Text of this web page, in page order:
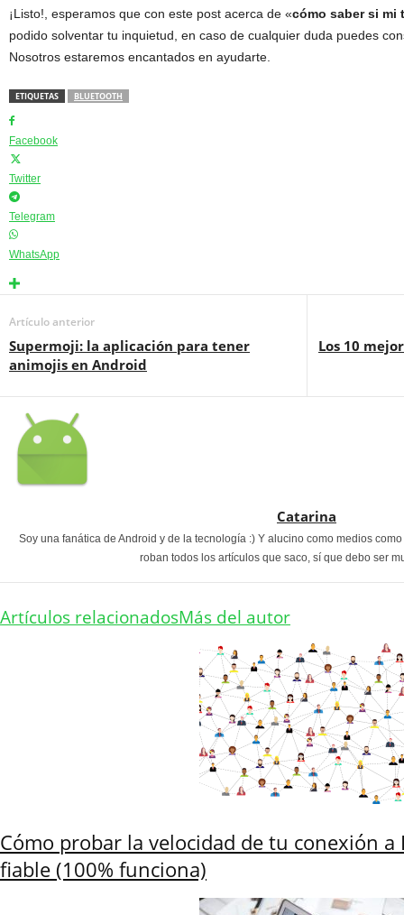
¡Listo!, esperamos que con este post acerca de «cómo saber si mi
podido solventar tu inquietud, en caso de cualquier duda puedes
Nosotros estaremos encantados en ayudarte.
ETIQUETAS BLUETOOTH
Facebook
Twitter
Telegram
WhatsApp
Artículo anterior
Supermoji: la aplicación para tener
animojis en Android
Los 10
Catarina
Soy una fanática de Android y de la tecnología :) Y alucino como medios
roban todos los artículos que saco, sí que debo ser
Artículos relacionadosMás del autor
Cómo probar la velocidad de tu conexión
fiable (100% funciona)